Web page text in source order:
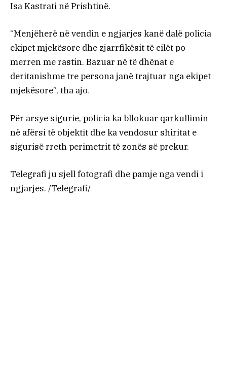
Isa Kastrati në Prishtinë.
“Menjëherë në vendin e ngjarjes kanë dalë policia
ekipet mjekësore dhe zjarrfikësit të cilët po
merren me rastin. Bazuar në të dhënat e
deritanishme tre persona janë trajtuar nga ekipet
mjekësore”, tha ajo.
Për arsye sigurie, policia ka bllokuar qarkullimin
në afërsi të objektit dhe ka vendosur shiritat e
sigurisë rreth perimetrit të zonës së prekur.
Telegrafi ju sjell fotografi dhe pamje nga vendi i
ngjarjes. /Telegrafi/